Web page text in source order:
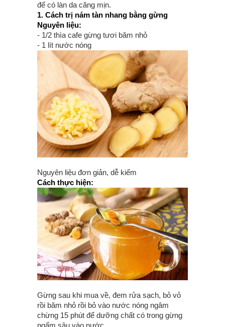
để có làn da căng mịn.
1. Cách trị nám tàn nhang bằng gừng
Nguyên liệu:
- 1/2 thìa cafe gừng tươi băm nhỏ
- 1 lít nước nóng
Nguyên liệu đơn giản, dễ kiếm
Cách thực hiện:
Gừng sau khi mua về, đem rửa sạch, bỏ vỏ
rồi băm nhỏ rồi bỏ vào nước nóng ngâm
chừng 15 phút để dưỡng chất có trong gừng
ngấm sâu vào nước.